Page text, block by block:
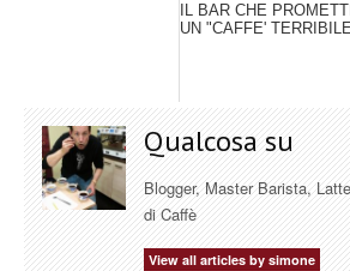
IL BAR CHE
UN "CAFFE'
Qualcosa su
Blogger, Master Barista,
di Caffè
View all articles by simone